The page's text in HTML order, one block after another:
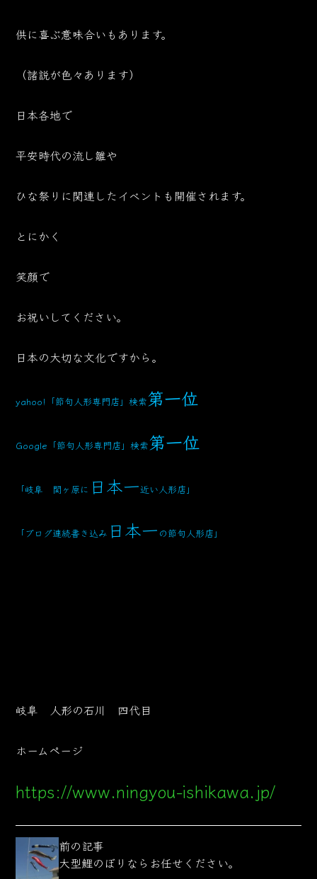
供に喜ぶ意味合いもあります。
（諸説が色々あります）
日本各地で
平安時代の流し雛や
ひな祭りに関連したイベントも開催されます。
とにかく
笑顔で
お祝いしてください。
日本の大切な文化ですから。
yahoo!「節句人形専門店」検索第一位
Google「節句人形専門店」検索第一位
「岐阜 関ヶ原に 日本一近い人形店」
「ブログ連続書き込み 日本一 の節句人形店」
岐阜 人形の石川 四代目
ホームページ
https://www.ningyou-ishikawa.jp/
前の記事
大型鯉のぼりならお任せください。